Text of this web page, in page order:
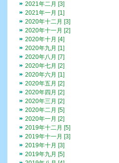
2021年二月 [3]
2021年一月 [1]
2020年十二月 [3]
2020年十一月 [2]
2020年十月 [4]
2020年九月 [1]
2020年八月 [7]
2020年七月 [2]
2020年六月 [1]
2020年五月 [2]
2020年四月 [2]
2020年三月 [2]
2020年二月 [5]
2020年一月 [2]
2019年十二月 [5]
2019年十一月 [3]
2019年十月 [3]
2019年九月 [5]